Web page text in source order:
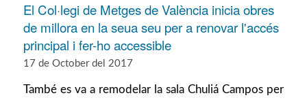
El Col·legi de Metges de València inicia obres
de millora en la seua seu per a renovar l'accés
principal i fer-ho accessible
17 de October del 2017
També es va a remodelar la sala Chuliá Campos per